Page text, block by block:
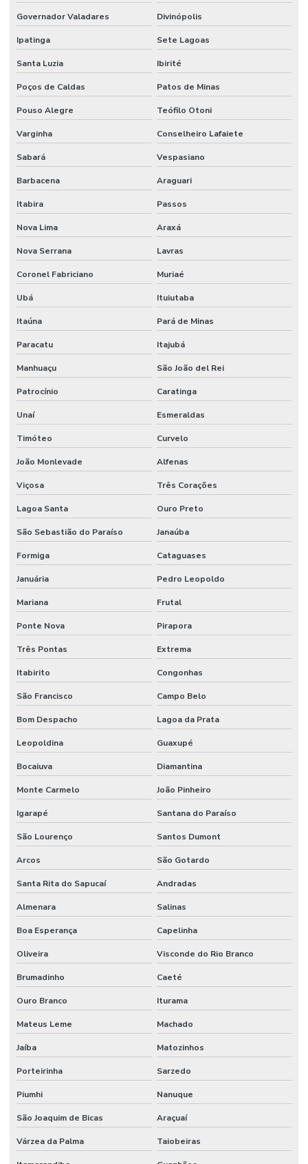
Governador Valadares Divinópolis
Ipatinga Sete Lagoas
Santa Luzia Ibirité
Poços de Caldas Patos de Minas
Pouso Alegre Teófilo Otoni
Varginha Conselheiro Lafaiete
Sabará Vespasiano
Barbacena Araguari
Itabira Passos
Nova Lima Araxá
Nova Serrana Lavras
Coronel Fabriciano Muriaé
Ubá Ituiutaba
Itaúna Pará de Minas
Paracatu Itajubá
Manhuaçu São João del Rei
Patrocínio Caratinga
Unaí Esmeraldas
Timóteo Curvelo
João Monlevade Alfenas
Viçosa Três Corações
Lagoa Santa Ouro Preto
São Sebastião do Paraíso Janaúba
Formiga Cataguases
Januária Pedro Leopoldo
Mariana Frutal
Ponte Nova Pirapora
Três Pontas Extrema
Itabirito Congonhas
São Francisco Campo Belo
Bom Despacho Lagoa da Prata
Leopoldina Guaxupé
Bocaiuva Diamantina
Monte Carmelo João Pinheiro
Igarapé Santana do Paraíso
São Lourenço Santos Dumont
Arcos São Gotardo
Santa Rita do Sapucaí Andradas
Almenara Salinas
Boa Esperança Capelinha
Oliveira Visconde do Rio Branco
Brumadinho Caeté
Ouro Branco Iturama
Mateus Leme Machado
Jaíba Matozinhos
Porteirinha Sarzedo
Piumhi Nanuque
São Joaquim de Bicas Araçuaí
Várzea da Palma Taiobeiras